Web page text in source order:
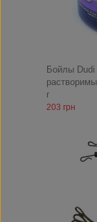
Бойлы Dudi
г
203 грн